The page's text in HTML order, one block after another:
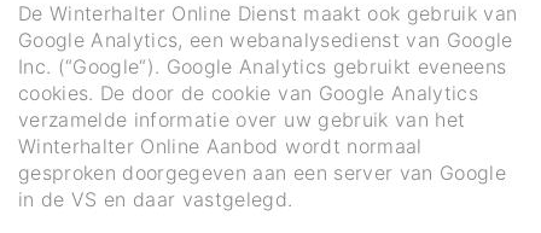
De Winterhalter Online Dienst maakt ook gebruik van
Google Analytics, een webanalysedienst van Google
Inc. (“Google“). Google Analytics gebruikt eveneens
cookies. De door de cookie van Google Analytics
verzamelde informatie over uw gebruik van het
Winterhalter Online Aanbod wordt normaal
gesproken doorgegeven aan een server van Google
in de VS en daar vastgelegd.